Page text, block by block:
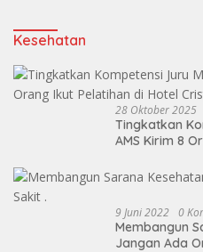
Kesehatan
28 Oktober 2025
Tingkatkan
AMS Kirim 8 Orang Ikut Pelatihan di Hotel
9 Juni 2022 0
Membangun
Jangan Ada